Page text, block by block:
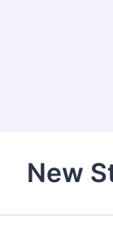
New